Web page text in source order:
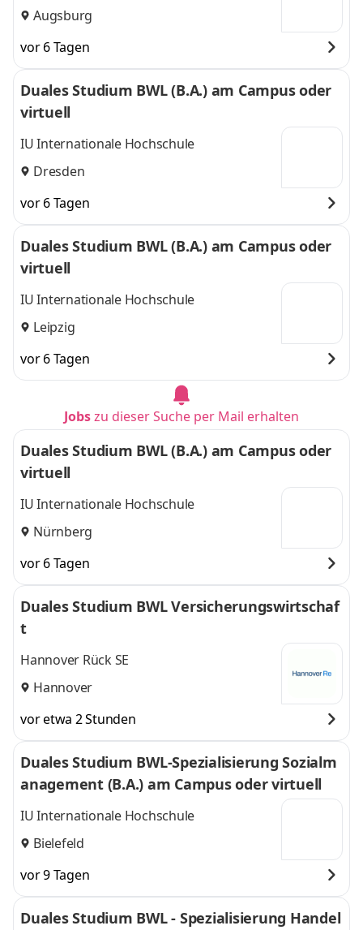
Augsburg
vor 6 Tagen
Duales Studium BWL (B.A.) am Campus oder
virtuell
IU Internationale Hochschule
Dresden
vor 6 Tagen
Duales Studium BWL (B.A.) am Campus oder
virtuell
IU Internationale Hochschule
Leipzig
vor 6 Tagen
Jobszu dieser Suche per Mail erhalten
Duales Studium BWL (B.A.) am Campus oder
virtuell
IU Internationale Hochschule
Nürnberg
vor 6 Tagen
Duales Studium BWL Versicherungswirtschaf
t
Hannover Rück SE
Hannover
vor etwa 2 Stunden
Duales Studium BWL-Spezialisierung Sozialm
anagement (B.A.) am Campus oder virtuell
IU Internationale Hochschule
Bielefeld
vor 9 Tagen
Duales Studium BWL - Spezialisierung Handel